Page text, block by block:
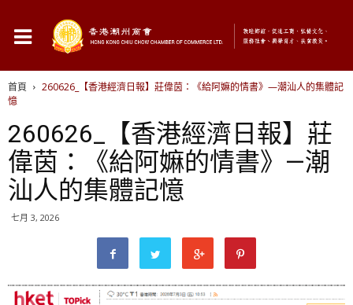
首頁
260626_【香港經濟日報】莊偉茵：《給阿嫲的情書》—潮汕人的集體記
憶
260626_【香港經濟日報】莊
偉茵：《給阿嫲的情書》—潮
汕人的集體記憶
七月 3, 2026